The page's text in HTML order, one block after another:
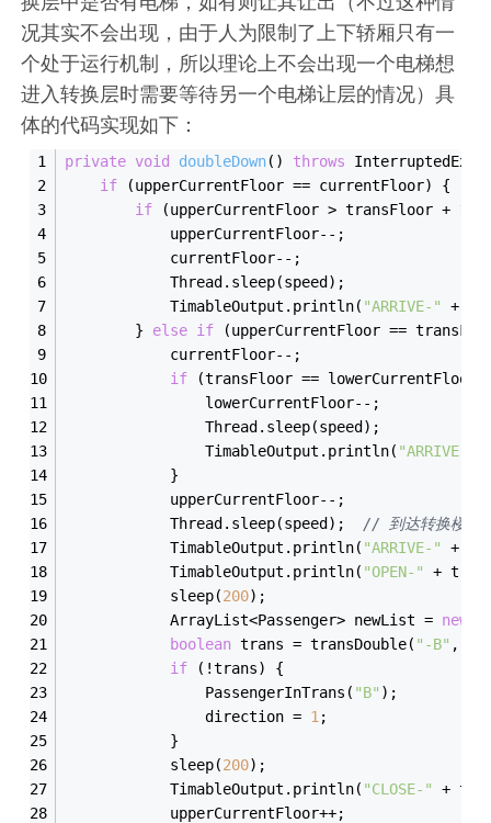
况其实不会出现，由于人为限制了上下轿厢只有一
个处于运行机制，所以理论上不会出现一个电梯想
进入转换层时需要等待另一个电梯让层的情况）具
体的代码实现如下：
private void doubleDown() throws
if (upperCurrentFloor == currentFloor) {
if (upperCurrentFloor > transFloor + 1
            upperCurrentFloor--;
            currentFloor--;
Thread . sleep(speed);
TimableOutput . println( "ARRIVE-"
+
        }
else if (upperCurrentFloor ==
            currentFloor--;
if (transFloor ==
                lowerCurrentFloor--;
Thread . sleep(speed);
TimableOutput . println( "ARRIVE-"
            }
            upperCurrentFloor--;
Thread . sleep(speed); // 到达转换楼层
TimableOutput . println( "ARRIVE-"
+
TimableOutput . println( "OPEN-"
+
            sleep(
200);
            ArrayList<Passenger> newList =
new
boolean trans = transDouble( "-B" ,
if (!trans) {
PassengerInTrans( "B" ) ;
                direction =
1 ;
            }
            sleep(
200);
TimableOutput . println( "CLOSE-"
+
            upperCurrentFloor++;